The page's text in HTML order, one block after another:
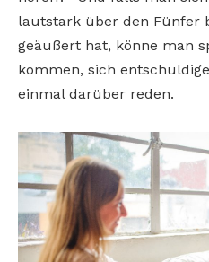
lautstark über den Fünfer
geäußert hat, könne man
kommen, sich
einmal darüber reden.